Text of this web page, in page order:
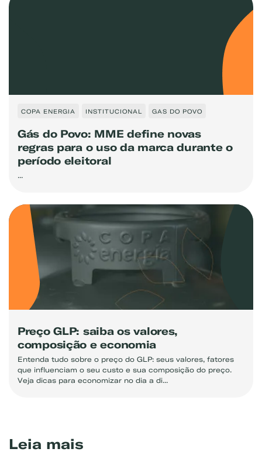
Exemplo: GLP, Liquigás, Copagaz, Gás para Comércio
COPA ENERGIA INSTITUCIONAL GAS DO POVO
Gás do Povo: MME define novas
regras para o uso da marca durante o
período eleitoral
...
Preço GLP: saiba os valores,
composição e economia
Entenda tudo sobre o preço do GLP: seus valores, fatores
que influenciam o seu custo e sua composição do preço.
Veja dicas para economizar no dia a di...
Leia mais